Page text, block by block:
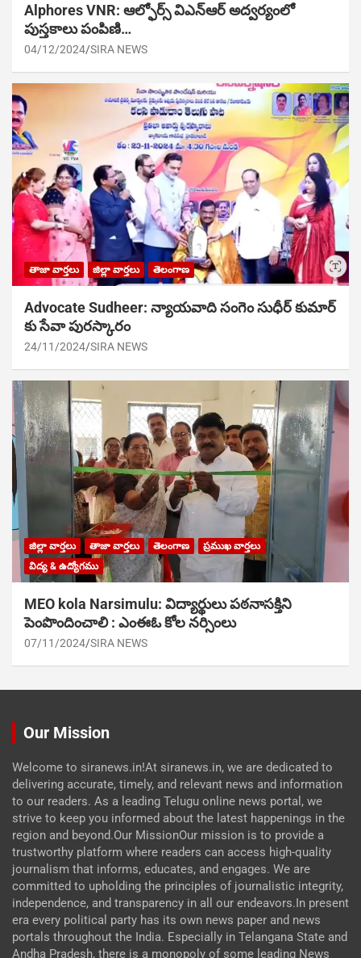
Alphores VNR: ఆల్ఫోర్స్ విఎన్ఆర్ అద్వర్యంలో
పుస్తకాలు పంపిణి…
04/12/2024 SIRA NEWS
తాజా వార్తలు జిల్లా వార్తలు తెలంగాణ
Advocate Sudheer: న్యాయవాది సంగెం సుధీర్ కుమార్
కు సేవా పురస్కారం
24/11/2024 SIRA NEWS
జిల్లా వార్తలు తాజా వార్తలు తెలంగాణ
ప్రముఖ వార్తలు
విద్య & ఉద్యోగము
MEO kola Narsimulu: విద్యార్థులు పఠ‌నాసక్తిని
పెంపొందించాలి : ఎంఈఓ కోల నర్సింలు
07/11/2024 SIRA NEWS
Our Mission
Welcome to siranews.in!At siranews.in, we are dedicated to
delivering accurate, timely, and relevant news and information
to our readers. As a leading Telugu online news portal, we
strive to keep you informed about the latest happenings in the
region and beyond.Our MissionOur mission is to provide a
trustworthy platform where readers can access high-quality
journalism that informs, educates, and engages. We are
committed to upholding the principles of journalistic integrity,
independence, and transparency in all our endeavors.In present
era every political party has its own news paper and news
portals throughout the India. Especially in Telangana State and
Andha Pradesh, there is a monopoly of some leading News